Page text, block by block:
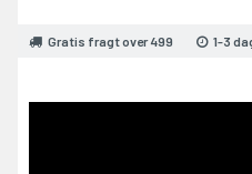
Gratis fragt over 499 1-3